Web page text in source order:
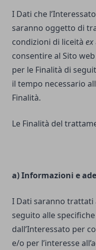
I Dati che
saranno oggetto di
condizioni di liceità ex
consentire al Sito
per le Finalità di
il tempo necessario
Finalità.
Le Finalità del
a) Informazioni e
I Dati saranno
seguito alle
dall’Interessato per
e/o per l’interesse